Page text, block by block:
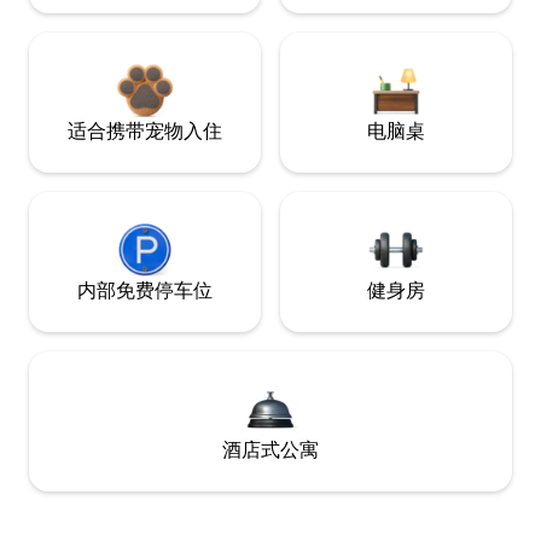
适合携带宠物入住 电脑桌
内部免费停车位 健身房
酒店式公寓